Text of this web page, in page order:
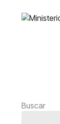
Buscar